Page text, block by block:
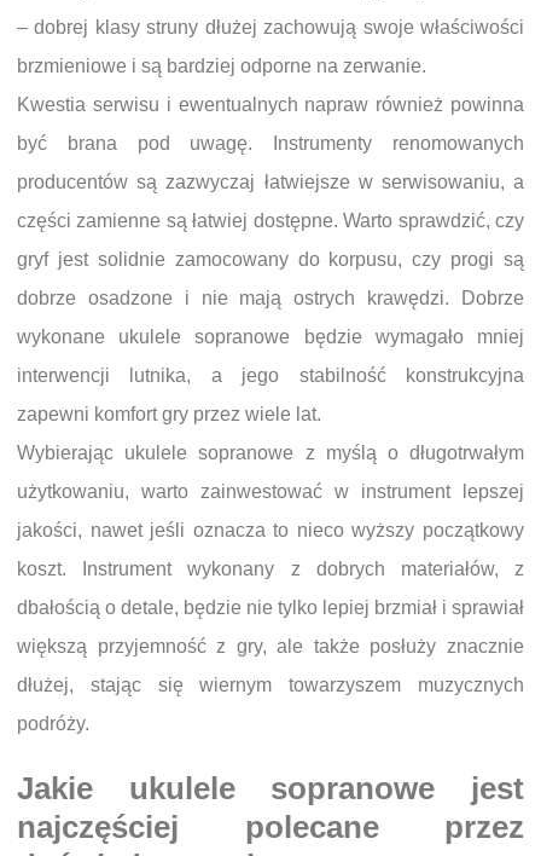
– dobrej klasy struny dłużej zachowują swoje właściwości
brzmieniowe i są bardziej odporne na zerwanie.
Kwestia serwisu i ewentualnych napraw również powinna
być brana pod uwagę. Instrumenty renomowanych
producentów są zazwyczaj łatwiejsze w serwisowaniu, a
części zamienne są łatwiej dostępne. Warto sprawdzić, czy
gryf jest solidnie zamocowany do korpusu, czy progi są
dobrze osadzone i nie mają ostrych krawędzi. Dobrze
wykonane ukulele sopranowe będzie wymagało mniej
interwencji lutnika, a jego stabilność konstrukcyjna
zapewni komfort gry przez wiele lat.
Wybierając ukulele sopranowe z myślą o długotrwałym
użytkowaniu, warto zainwestować w instrument lepszej
jakości, nawet jeśli oznacza to nieco wyższy początkowy
koszt. Instrument wykonany z dobrych materiałów, z
dbałością o detale, będzie nie tylko lepiej brzmiał i sprawiał
większą przyjemność z gry, ale także posłuży znacznie
dłużej, stając się wiernym towarzyszem muzycznych
podróży.
Jakie ukulele sopranowe jest
najczęściej polecane przez